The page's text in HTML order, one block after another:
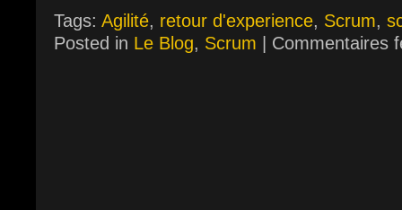
Tags: Agilité, retour d'experience, Scrum,
Posted in Le Blog, Scrum Commentaires